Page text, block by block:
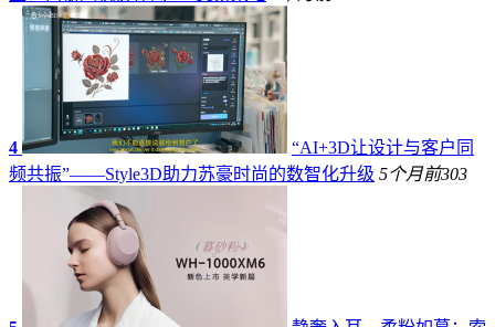
4
“AI+3D让设计与客户同
频共振”——Style3D助力苏豪时尚的数智化升级 5个月前303